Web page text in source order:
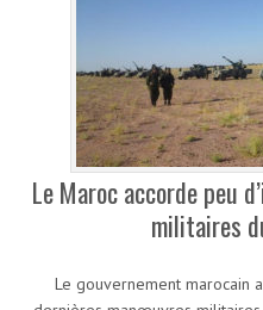
Le Maroc accorde peu
militaires
Le gouvernement marocain